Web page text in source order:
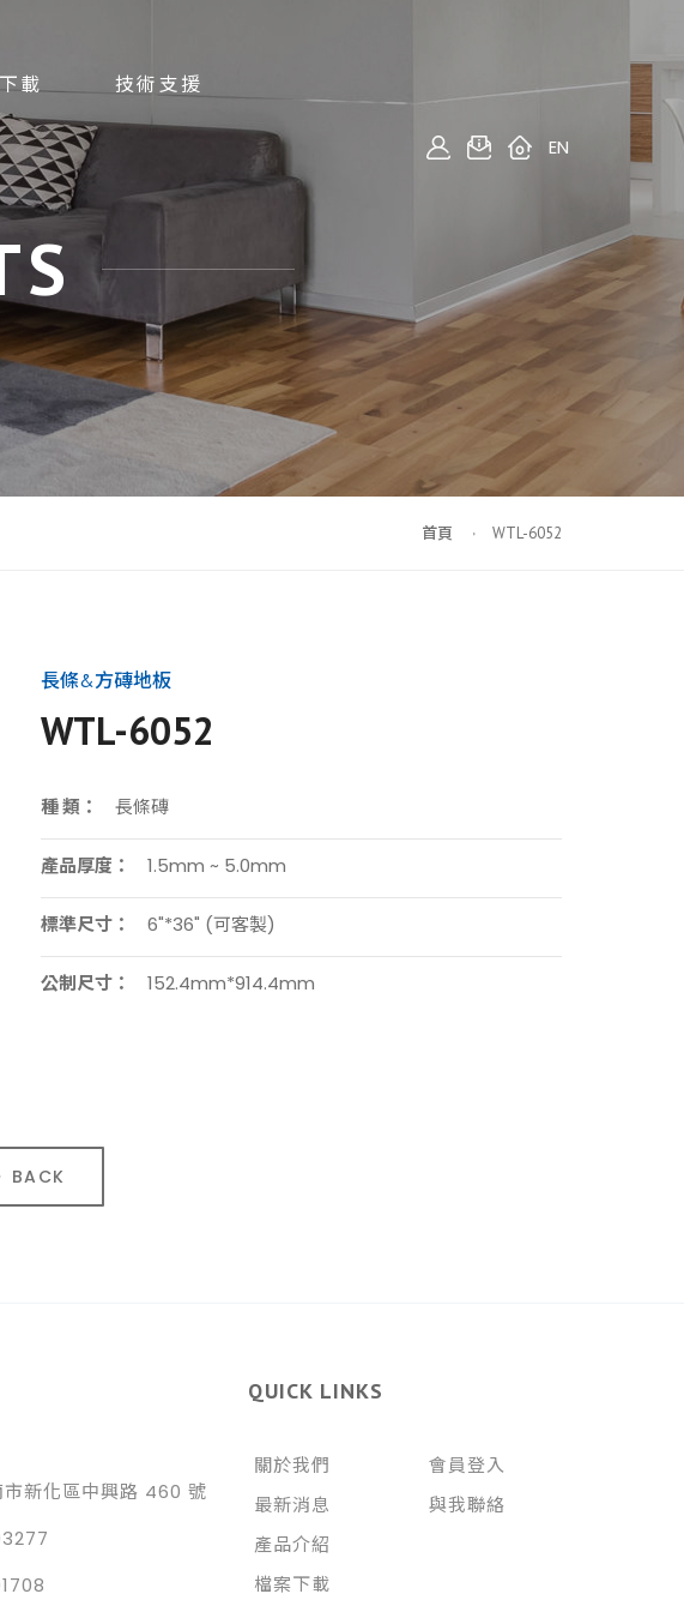
載 技術支援
EN
首頁 WTL-6052
長條&方磚地板
WTL-6052
種 類： 長條磚
產品厚度： 1.5mm ~ 5.0mm
標準尺寸： 6"*36" (可客製)
公制尺寸： 152.4mm*914.4mm
BACK
市新化區中興路 460 號
QUICK LINKS
關於我們
最新消息
產品介紹
檔案下載
會員登入
與我聯絡